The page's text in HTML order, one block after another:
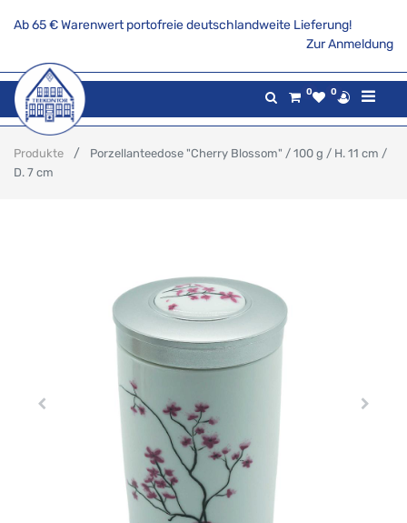
Ab 65 € Warenwert portofreie deutschlandweite Lieferung!
Zur Anmeldung
0 0
Produkte
Porzellanteedose "Cherry Blossom" / 100 g / H. 11 cm /
D. 7 cm